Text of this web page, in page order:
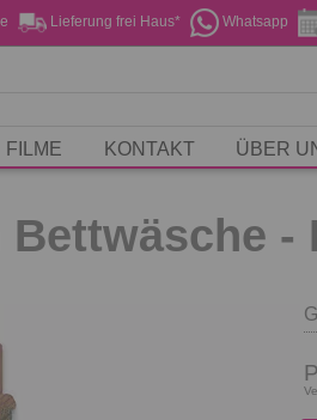
Whatsapp
Lieferung frei Haus*
FILME KONTAKT ÜBER
-